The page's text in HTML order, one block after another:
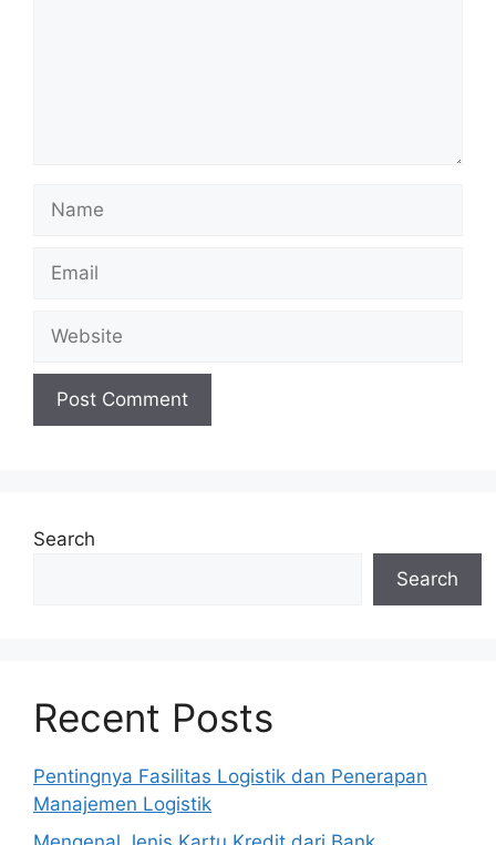
Name
Email
Website
Search
Search
Recent Posts
Pentingnya Fasilitas Logistik dan Penerapan
Manajemen Logistik